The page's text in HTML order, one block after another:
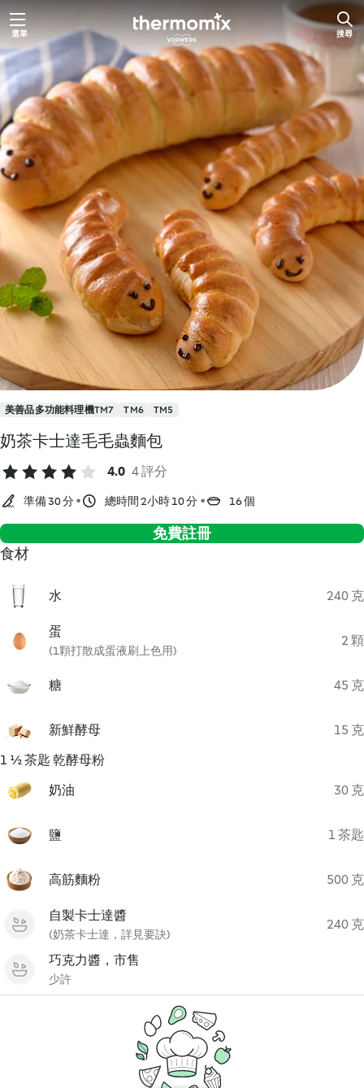
跳
至
主
要
內
容
選單 搜尋
美善品多功能料理機TM7 TM6 TM5
奶茶卡士達毛毛蟲麵包
4.0 4 評分
準備 30 分 總時間 2小時 10 分 16 個
免費註冊
食材
水 240 克
蛋
(1顆打散成蛋液刷上色用)
2 顆
糖 45 克
新鮮酵母
15 克
1 ½ 茶匙 乾酵母粉
奶油
30 克
鹽 1 茶匙
高筋麵粉 500 克
自製卡士達醬
(奶茶卡士達，詳見要訣)
240 克
巧克力醬，市售
少許